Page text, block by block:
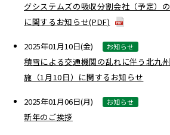
グシステムズの吸収分割会社（予定）
に関するお知らせ(PDF)
2025年01月10日(金) お知らせ
積雪による交通機関の乱れに伴う北九
施（1月10日）に関するお知らせ
2025年01月06日(月) お知らせ
新年のご挨拶